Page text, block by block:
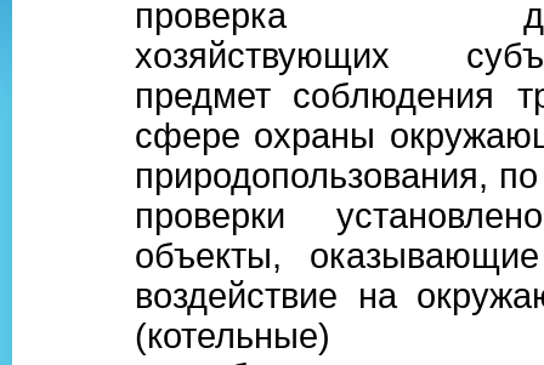
проверка
хозяйствующих
предмет соблюдения
сфере охраны
природопользования, по
проверки
объекты, оказывающие
воздействие на
(котельные)